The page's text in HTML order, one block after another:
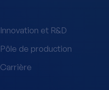
Innovation et R&D
Pôle de production
Carrière